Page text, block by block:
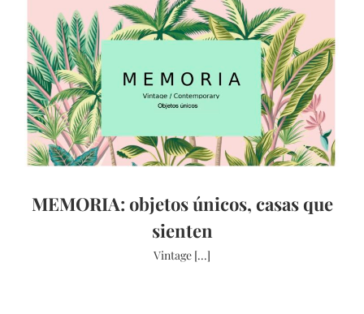
MEMORIA: objetos únicos, casas que
sienten
Vintage [...]